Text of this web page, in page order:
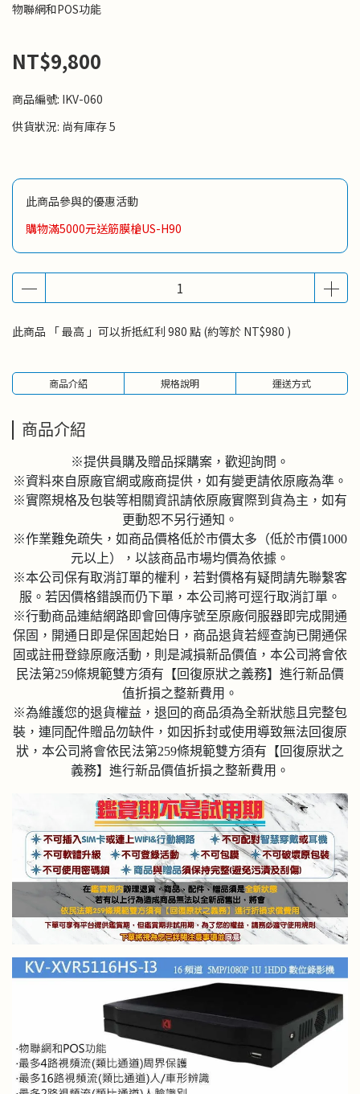
物聯網和POS功能
NT$9,800
商品編號: IKV-060
供貨狀況: 尚有庫存 5
此商品參與的優惠活動
購物滿5000元送筋膜槍US-H90
此商品 「 最高 」可以折抵紅利 980 點 (約等於 NT$980 )
商品介紹 規格說明 運送方式
商品介紹
※提供員購及贈品採購案，歡迎詢問。
※資料來自原廠官網或廠商提供，如有變更請依原廠為準。
※實際規格及包裝等相關資訊請依原廠實際到貨為主，如有
更動恕不另行通知。
※作業難免疏失，如商品價格低於市價太多（低於市價1000
元以上），以該商品市場均價為依據。
※本公司保有取消訂單的權利，若對價格有疑問請先聯繫客
服。若因價格錯誤而仍下單，本公司將可逕行取消訂單。
※行動商品連結網路即會回傳序號至原廠伺服器即完成開通
保固，開通日即是保固起始日，商品退貨若經查詢已開通保
固或註冊登錄原廠活動，則是減損新品價值，本公司將會依
民法第259條規範雙方須有【回復原狀之義務】進行新品價
值折損之整新費用。
※為維護您的退貨權益，退回的商品須為全新狀態且完整包
裝，連同配件贈品勿缺件，如因拆封或使用導致無法回復原
狀，本公司將會依民法第259條規範雙方須有【回復原狀之
義務】進行新品價值折損之整新費用。